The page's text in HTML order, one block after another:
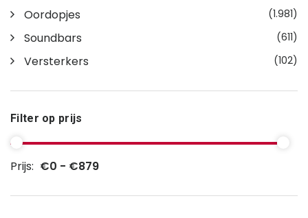
Oordopjes (1.981)
Soundbars (611)
Versterkers (102)
Filter op prijs
Prijs: €0 - €879